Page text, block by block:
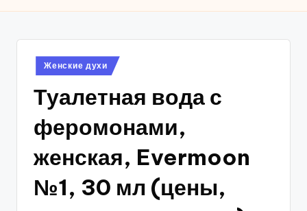
Опубликовано
в
Женские духи
Туалетная вода с
феромонами,
женская, Evermoon
№1, 30 мл (цены,